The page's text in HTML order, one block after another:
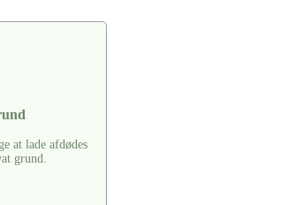
at lade afdødes
grund.